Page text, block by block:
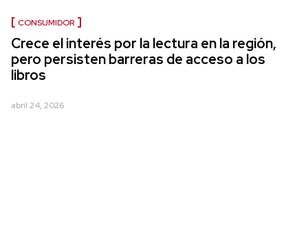
CONSUMIDOR
Crece el interés por la lectura en la región,
pero persisten barreras de acceso a los
libros
abril 24, 2026